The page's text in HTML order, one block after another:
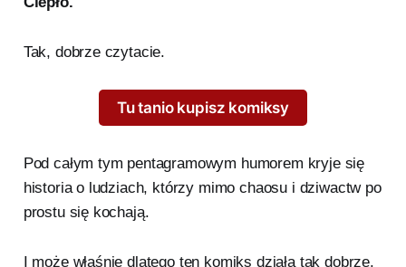
Tak, dobrze czytacie.
Tu tanio kupisz komiksy
Pod całym tym pentagramowym humorem kryje się
historia o ludziach, którzy mimo chaosu i dziwactw po
prostu się kochają.
I może właśnie dlatego ten komiks działa tak dobrze.